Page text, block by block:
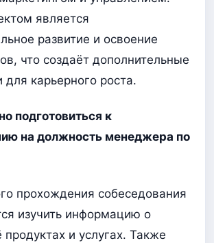
является
развитие и освоение
что создаёт дополнительные
карьерного роста.
подготовиться к
на должность менеджера по
прохождения собеседования
изучить информацию о
и услугах. Также